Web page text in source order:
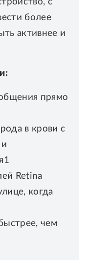
более
активнее и
прямо
в крови с
Retina
когда
чем